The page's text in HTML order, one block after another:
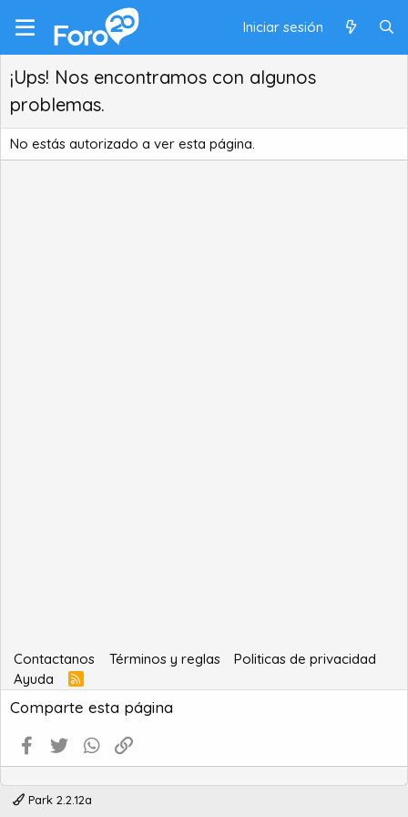
Iniciar sesión
¡Ups! Nos encontramos con algunos
problemas.
No estás autorizado a ver esta página.
Contactanos Términos y reglas
Politicas de privacidad
Ayuda
R
S
S
Comparte esta página
Facebook
Twitter WhatsApp
Park 2.2.12a